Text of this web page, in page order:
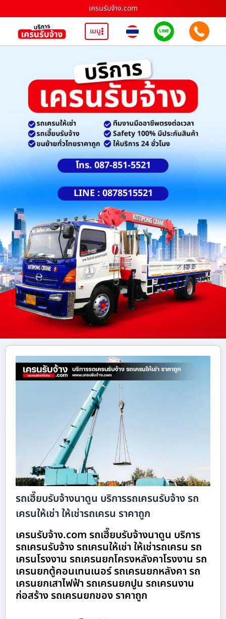
เครนรับจ้าง.com
เมนู
โทร. 087-851-5521
LINE : 0878515521
รถเฮี๊ยบรับจ้างนาดูน บริการรถเครนรับจ้าง รถ
เครนให้เช่า ให้เช่ารถเครน ราคาถูก
เครนรับจ้าง.com รถเฮี๊ยบรับจ้างนาดูน บริการ
รถเครนรับจ้าง รถเครนให้เช่า ให้เช่ารถเครน รถ
เครนโรงงาน รถเครนยกโครงหลังคาโรงงาน รถ
เครนยกตู้คอนเทนเนอร์ รถเครนยกหลังคา รถ
เครนยกเสาไฟฟ้า รถเครนยกปูน รถเครนงาน
ก่อสร้าง รถเครนยกของ ราคาถูก